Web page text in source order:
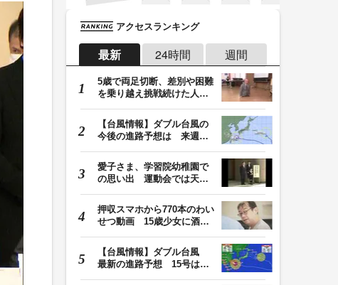
アクセスランキング
最新 24時間 週間
5歳で両足切断、差別や困難
を乗り越え挑戦続けた人
【台風情報】ダブル台風の
今後の進路予想は 来週、
愛子さま、学習院幼稚園で
の思い出 運動会では天皇
押収スマホから770本のわい
せつ動画 15歳少女に酒と
【台風情報】ダブル台風
最新の進路予想 15号は北